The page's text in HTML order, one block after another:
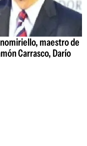
maestro de
Carrasco, Darío